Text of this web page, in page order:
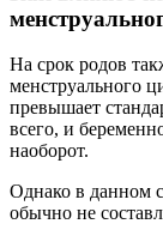
На срок родов
менструального
превышает
всего, и
наоборот.
Однако в данном
обычно не